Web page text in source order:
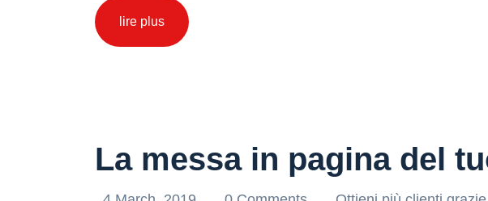
lire plus
La messa in pagina del